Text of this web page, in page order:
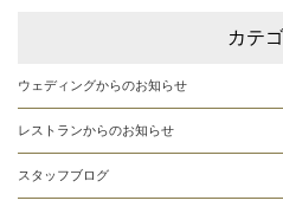
カテ
ウェディングからのお知らせ
レストランからのお知らせ
スタッフブログ